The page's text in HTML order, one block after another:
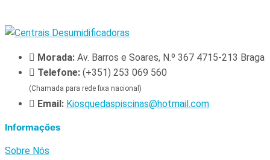
Morada: Av. Barros e Soares, N.º 367 4715-213 Braga
Telefone: (+351) 253 069 560
(Chamada para rede fixa nacional)
Email: Kiosquedaspiscinas@hotmail.com
Informações
Sobre Nós